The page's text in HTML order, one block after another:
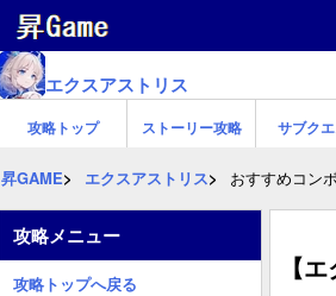
エクスアストリス
攻略トップ ストーリー攻略 サブク
昇GAME エクスアストリス おすすめコン
【
攻略メニュー
攻略トップへ戻る